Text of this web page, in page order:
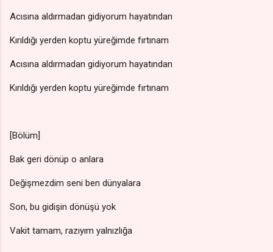
Acısına aldırmadan gidiyorum hayatından
Kırıldığı yerden koptu yüreğimde fırtınam
Acısına aldırmadan gidiyorum hayatından
Kırıldığı yerden koptu yüreğimde fırtınam
[Bölüm]
Bak geri dönüp o anlara
Değişmezdim seni ben dünyalara
Son, bu gidişin dönüşü yok
Vakit tamam, razıyım yalnızlığa